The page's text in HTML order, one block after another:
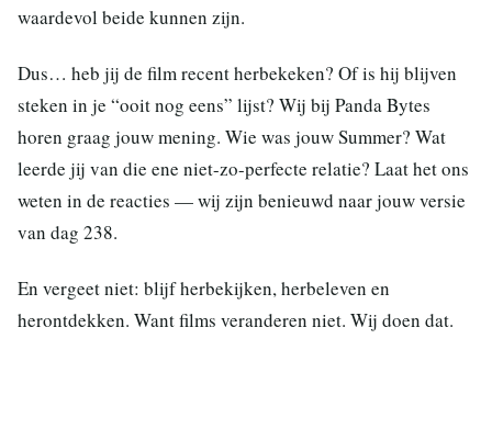
waardevol beide kunnen zijn.
Dus… heb jij de film recent herbekeken? Of is hij blijven
steken in je “ooit nog eens” lijst? Wij bij Panda Bytes
horen graag jouw mening. Wie was jouw Summer? Wat
leerde jij van die ene niet-zo-perfecte relatie? Laat het ons
weten in de reacties — wij zijn benieuwd naar jouw versie
van dag 238.
En vergeet niet: blijf herbekijken, herbeleven en
herontdekken. Want films veranderen niet. Wij doen dat.